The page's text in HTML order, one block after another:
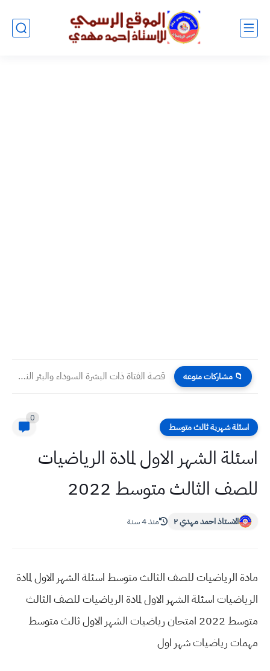
📁 مشاركات منوعه قصة الفتاة ذات البشرة السوداء والبئر الناطق الكاتبة : المعلم...
اسئلة شهرية ثالث متوسط
0
اسئلة الشهر الاول لمادة الرياضيات
للصف الثالث متوسط 2022
الاستاذ احمد مهدي ٢ منذ 4 سنة
مادة الرياضيات للصف الثالث متوسط اسئلة الشهر الاول لمادة
الرياضيات اسئلة الشهر الاول لمادة الرياضيات للصف الثالث
متوسط 2022 امتحان رياضيات الشهر الاول ثالث متوسط
مهمات رياضيات شهر اول